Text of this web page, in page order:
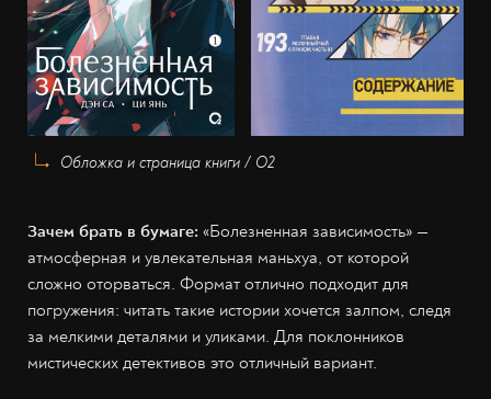
Обложка и страница книги / О2
Зачем брать в бумаге: «Болезненная зависимость» —
атмосферная и увлекательная маньхуа, от которой
сложно оторваться. Формат отлично подходит для
погружения: читать такие истории хочется залпом, следя
за мелкими деталями и уликами. Для поклонников
мистических детективов это отличный вариант.